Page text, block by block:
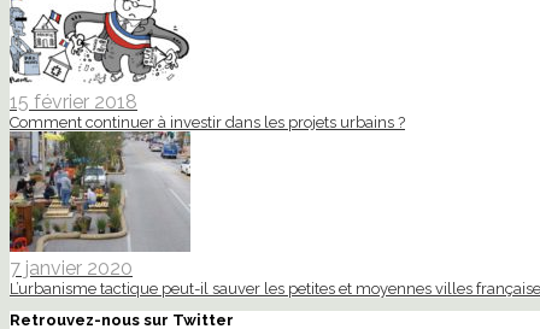
15 février 2018
Comment continuer à investir dans les projets urbains ?
7 janvier 2020
L’urbanisme tactique peut-il sauver les petites et moyennes villes
Retrouvez-nous sur Twitter